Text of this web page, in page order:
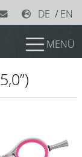
DE / EN
MENÜ